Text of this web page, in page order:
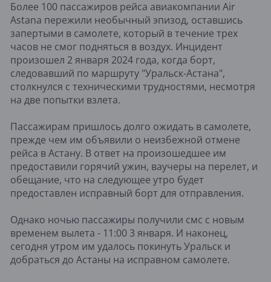
Более 100 пассажиров рейса авиакомпании Air
Astana пережили необычный эпизод, оставшись
запертыми в самолете, который в течение трех
часов не смог подняться в воздух. Инцидент
произошел 2 января 2024 года, когда борт,
следовавший по маршруту "Уральск-Астана",
столкнулся с техническими трудностями, несмотря
на две попытки взлета.
Пассажирам пришлось долго ожидать в самолете,
прежде чем им объявили о неизбежной отмене
рейса в Астану. В ответ на произошедшее им
предоставили горячий ужин, ваучеры на перелет, и
обещание, что на следующее утро будет
предоставлен исправный борт для отправления.
Однако ночью пассажиры получили смс с новым
временем вылета - 11:00 3 января. И наконец,
сегодня утром им удалось покинуть Уральск и
добраться до Астаны на исправном самолете.